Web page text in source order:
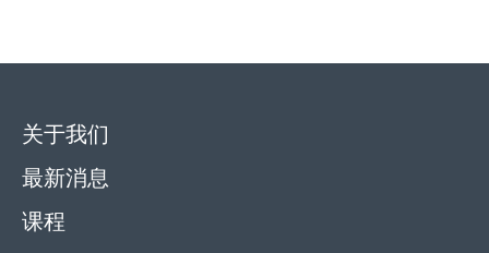
关于我们
最新消息
课程